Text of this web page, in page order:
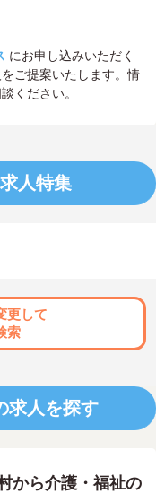
にお申し込みいただく
ご提案いたします。情
ください。
人特集
更して
索
求人を探す
から介護・福祉の